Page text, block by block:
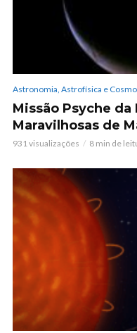
Astronomia, Astrofísica e
Missão Psyche da
Maravilhosas de
931 visualizações 8 min de